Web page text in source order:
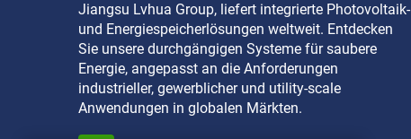
Jiangsu Lvhua Group, liefert integrierte Photovoltaik-
und Energiespeicherlösungen weltweit. Entdecken
Sie unsere durchgängigen Systeme für saubere
Energie, angepasst an die Anforderungen
industrieller, gewerblicher und utility-scale
Anwendungen in globalen Märkten.